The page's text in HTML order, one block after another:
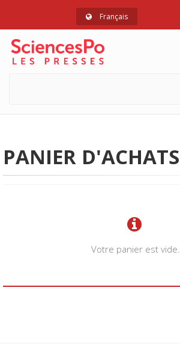
Français
PANIER D'ACHATS
Votre panier est vide.